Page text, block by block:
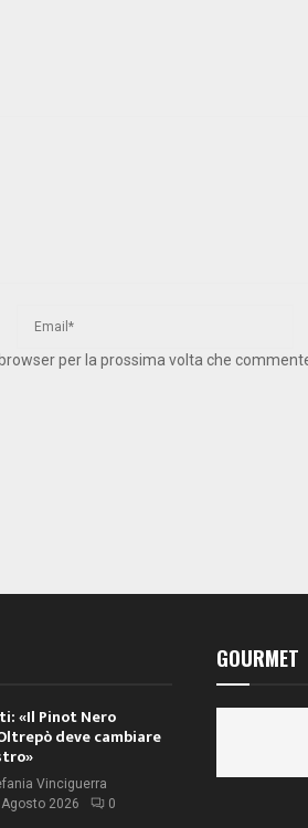
per la prossima volta che
«Il Pinot Nero
deve cambiare
Vinciguerra
Agosto 2026
0
GOURMET